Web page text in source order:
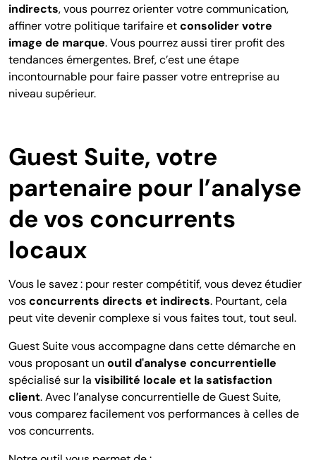
indirects, vous pourrez orienter votre communication,
affiner votre politique tarifaire etconsolider votre
image de marque. Vous pourrez aussi tirer profit des
tendances émergentes. Bref, c’est une étape
incontournable pour faire passer votre entreprise au
niveau supérieur.
Guest Suite, votre
partenaire pour l’analyse
de vos concurrents
locaux
Vous le savez : pour rester compétitif, vous devez étudier
vosconcurrents directs et indirects. Pourtant, cela
peut vite devenir complexe si vous faites tout, tout seul.
Guest Suite vous accompagne dans cette démarche en
vous proposant unoutil d'analyse concurrentielle
spécialisé sur la visibilité locale et la satisfaction
client.Avec l’analyse concurrentielle de Guest Suite,
vous comparez facilement vos performances à celles de
vos concurrents.